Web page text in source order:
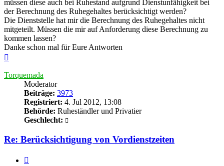
müssen diese auch bei Ruhestand aufgrund Dienstunfähigkeit bei
der Berechnung des Ruhegehaltes berücksichtigt werden?
Die Dienststelle hat mir die Berechnung des Ruhegehaltes nicht
mitgeteilt. Müssen die mir auf Anforderung diese Berechnung zu
kommen lassen?
Danke schon mal für Eure Antworten
Torquemada
Moderator
Beiträge: 3973
Registriert: 4. Jul 2012, 13:08
Behörde: Ruheständler und Privatier
Geschlecht:
Re: Berücksichtigung von Vordienstzeiten